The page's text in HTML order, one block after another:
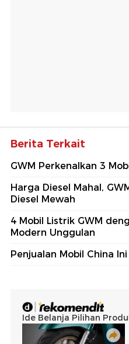
Berita Terkait
GWM Perkenalkan 3
Harga Diesel Mahal,
Diesel Mewah
4 Mobil Listrik GWM
Modern Unggulan
Penjualan Mobil China